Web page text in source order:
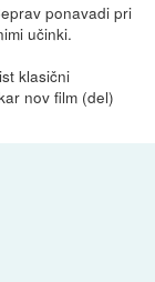
ponavadi pri
učinki.
klasični
nov film (del)